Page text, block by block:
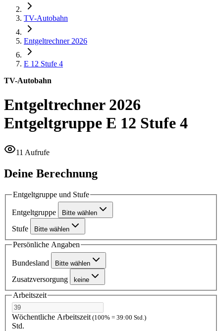
TV-Autobahn
Entgeltrechner 2026
E 12 Stufe 4
TV-Autobahn
Entgeltrechner 2026
Entgeltgruppe E 12 Stufe 4
11 Aufrufe
Deine Berechnung
Entgeltgruppe und Stufe
Entgeltgruppe Bitte wählen
Stufe Bitte wählen
Persönliche Angaben
Bundesland Bitte wählen
Zusatzversorgung keine
Arbeitszeit
Wöchentliche Arbeitszeit(100% = 39:00 Std.)
Std.